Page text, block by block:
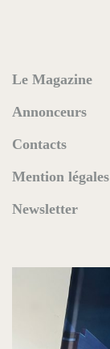
Le Magazine
Annonceurs
Contacts
Mention légales
Newsletter